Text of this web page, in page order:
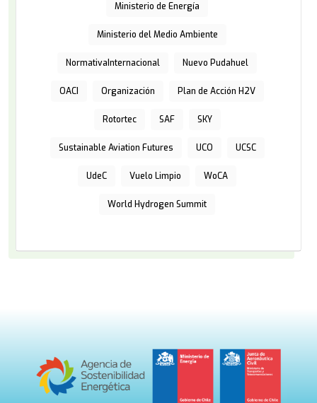
Ministerio de Energía
Ministerio del Medio Ambiente
NormativaInternacional Nuevo Pudahuel
OACI Organización Plan de Acción H2V
Rotortec SAF SKY
Sustainable Aviation Futures UCO UCSC
UdeC Vuelo Limpio WoCA
World Hydrogen Summit